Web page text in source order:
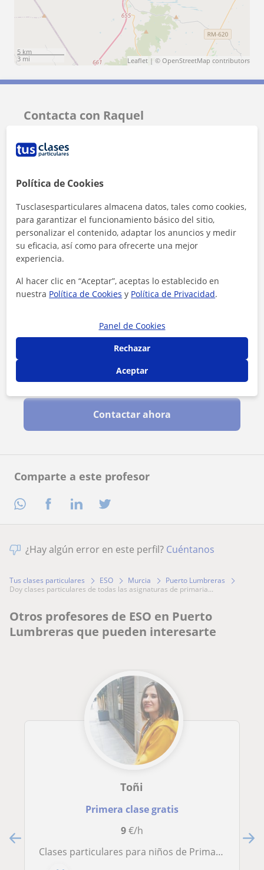
Comparte a este profesor
5 km
3 mi
Leaflet | © OpenStreetMap contributors
Contacta con Raquel
Tarifa
Al hacer clic, aceptas nuestroaviso legaly deprivacidad
Contactar ahora
¿Hay algún error en este perfil? Cuéntanos
Tus clases particulares ESO Murcia
Puerto Lumbreras
doy clases particulares de todas las asignaturas de primaria...
Otros profesores de ESO en Puerto
Lumbreras que pueden interesarte
Toñi
Primera clase gratis
9€/h
Clases particulares para niños de Primaria y ESO
Política de Cookies
Tusclasesparticulares almacena datos, tales como cookies,
para garantizar el funcionamiento básico del sitio,
personalizar el contenido, adaptar los anuncios y medir
su eficacia, así como para ofrecerte una mejor
experiencia.
Al hacer clic en “Aceptar”, aceptas lo establecido en
nuestra Política de Cookies y Política de Privacidad.
Panel de Cookies
Rechazar
Aceptar